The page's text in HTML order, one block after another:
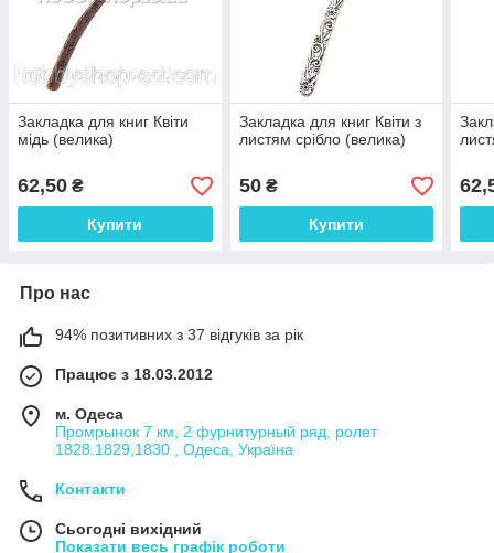
Закладка для книг Квіти
мідь (велика)
62,50 ₴
Купити
Закладка для книг Квіти з
листям срібло (велика)
50₴
Купити
Про нас
94% позитивних з 37 відгуків за рік
Працює з 18.03.2012
м. Одеса
Промрынок 7 км, 2 фурнитурный ряд, ролет
1828.1829,1830 , Одеса, Україна
Контакти
Сьогодні вихідний
Показати весь графік роботи